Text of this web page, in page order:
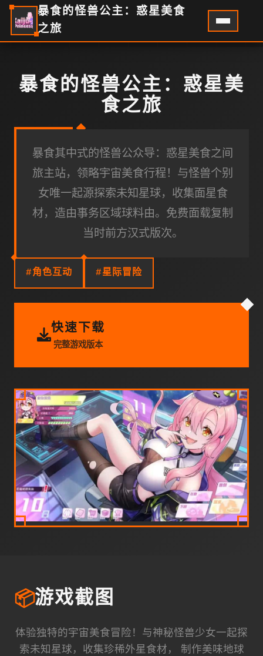
暴食的怪兽公主：惑星美食
之旅
暴食的怪兽公主：惑星美
食之旅
暴食其中式的怪兽公众导：惑星美食之间
旅主站，领略宇宙美食行程！与怪兽个别
女唯一起源探索未知星球，收集面星食
材，造由事务区域球料由。免费面载复制
当时前方汉式版次。
#角色互动 #星际冒险
快速下载
完整游戏版本
📦游戏截图
体验独特的宇宙美食冒险！与神秘怪兽少女一起探
索未知星球，收集珍稀外星食材， 制作美味地球